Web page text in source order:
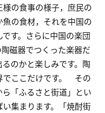
の食事の様子，庶民の
の食材，それを中国の
す。さらに中国の楽団
磁器でつくった楽器だ
のかと楽しみです。陶
でここだけです。 その
「ふるさと街道」とい
集まります。「焼酎街